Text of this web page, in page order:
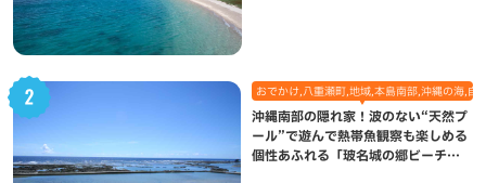
おでかけ,八重瀬町,地域,本島南部,沖縄の海,自
沖縄南部の隠れ家！波のない“天然プ
ール”で遊んで熱帯魚観察も楽しめる
個性あふれる「玻名城の郷ビーチ」